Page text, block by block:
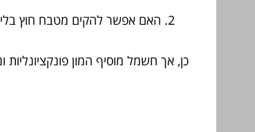
האם אפשר להקים מטבח חוץ
כן, אך חשמל מוסיף המון פונקציונליות